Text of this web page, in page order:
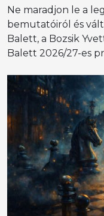
Ne maradjon le a
bemutatóiról és
Balett, a Bozsik
Balett 2026/27-es